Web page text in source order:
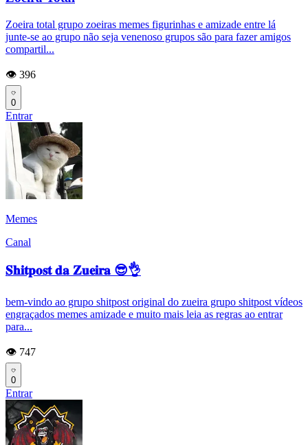
Zoeira total grupo zoeiras memes figurinhas e amizade entre lá
junte-se ao grupo não seja venenoso grupos são para fazer amigos
compartil...
👁️ 396
0
Entrar
Memes
Canal
𝐒𝐡𝐢𝐭𝐩𝐨𝐬𝐭 𝐝𝐚 𝐙𝐮𝐞𝐢𝐫𝐚 😎👌
bem-vindo ao grupo shitpost original do zueira grupo shitpost vídeos
engraçados memes amizade e muito mais leia as regras ao entrar
para...
👁️ 747
0
Entrar